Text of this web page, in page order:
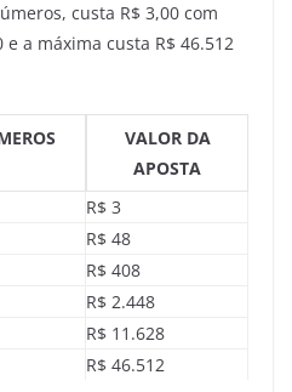
custa R$ 3,00 com
a máxima custa R$ 46.512
VALOR DA
APOSTA
R$ 3
R$ 48
R$ 408
R$ 2.448
R$ 11.628
R$ 46.512